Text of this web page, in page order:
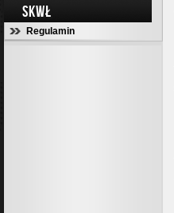
SKWŁ
Regulamin